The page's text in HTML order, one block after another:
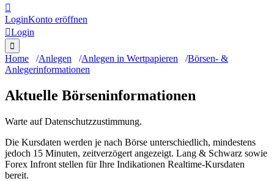

LoginKonto eröffnen
Login

Home Anlegen Anlegen in Wertpapieren
Börsen- &
Anlegerinformationen
Aktuelle Börseninformationen
Warte auf Datenschutzzustimmung.
Die Kursdaten werden je nach Börse unterschiedlich, mindestens
jedoch 15 Minuten, zeitverzögert angezeigt. Lang & Schwarz sowie
Forex Infront stellen für Ihre Indikationen Realtime-Kursdaten
bereit.